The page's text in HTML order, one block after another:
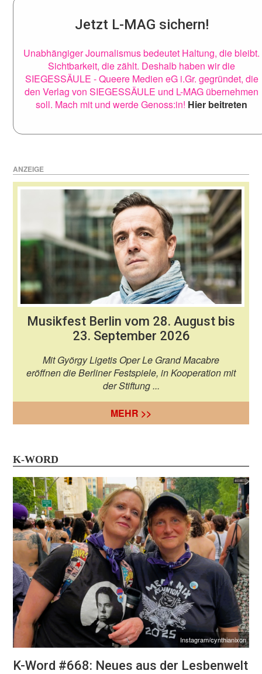
Jetzt L-MAG sichern!
Unabhängiger Journalismus bedeutet Haltung, die bleibt.
Sichtbarkeit, die zählt. Deshalb haben wir die
SIEGESSÄULE - Queere Medien eG i.Gr. gegründet, die
den Verlag von SIEGESSÄULE und L-MAG übernehmen
soll. Mach mit und werde Genoss:in! Hier beitreten
ANZEIGE
Musikfest Berlin vom 28. August bis
23. September 2026
Mit György Ligetis Oper Le Grand Macabre
eröffnen die Berliner Festspiele, in Kooperation mit
der Stiftung ...
MEHR >>
K-WORD
Instagram/cynthianixon
K-Word #668: Neues aus der Lesbenwelt